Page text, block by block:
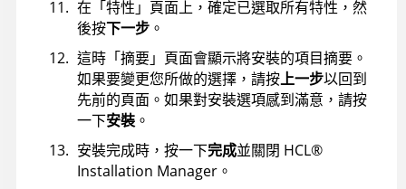
在「特性」頁面上，確定已選取所有特性，然
後按下一步 。
這時「摘要」頁面會顯示將安裝的項目摘要。
如果要變更您所做的選擇，請按上一步以回到
先前的頁面。如果對安裝選項感到滿意，請按
一下安裝 。
安裝完成時，按一下完成並關閉 HCL®
Installation Manager 。